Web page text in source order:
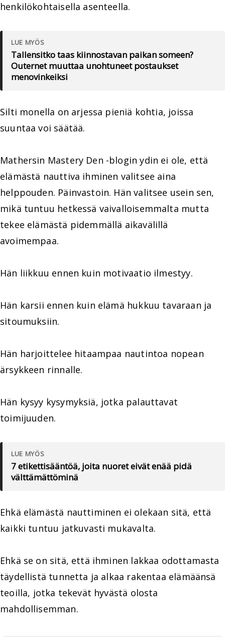
henkilökohtaisella asenteella.
LUE MYÖS
Tallensitko taas kiinnostavan paikan someen?
Outernet muuttaa unohtuneet postaukset
menovinkeiksi
Silti monella on arjessa pieniä kohtia, joissa
suuntaa voi säätää.
Mathersin Mastery Den -blogin ydin ei ole, että
elämästä nauttiva ihminen valitsee aina
helppouden. Päinvastoin. Hän valitsee usein sen,
mikä tuntuu hetkessä vaivalloisemmalta mutta
tekee elämästä pidemmällä aikavälillä
avoimempaa.
Hän liikkuu ennen kuin motivaatio ilmestyy.
Hän karsii ennen kuin elämä hukkuu tavaraan ja
sitoumuksiin.
Hän harjoittelee hitaampaa nautintoa nopean
ärsykkeen rinnalle.
Hän kysyy kysymyksiä, jotka palauttavat
toimijuuden.
LUE MYÖS
7 etikettisääntöä, joita nuoret eivät enää pidä
välttämättöminä
Ehkä elämästä nauttiminen ei olekaan sitä, että
kaikki tuntuu jatkuvasti mukavalta.
Ehkä se on sitä, että ihminen lakkaa odottamasta
täydellistä tunnetta ja alkaa rakentaa elämäänsä
teoilla, jotka tekevät hyvästä olosta
mahdollisemman.